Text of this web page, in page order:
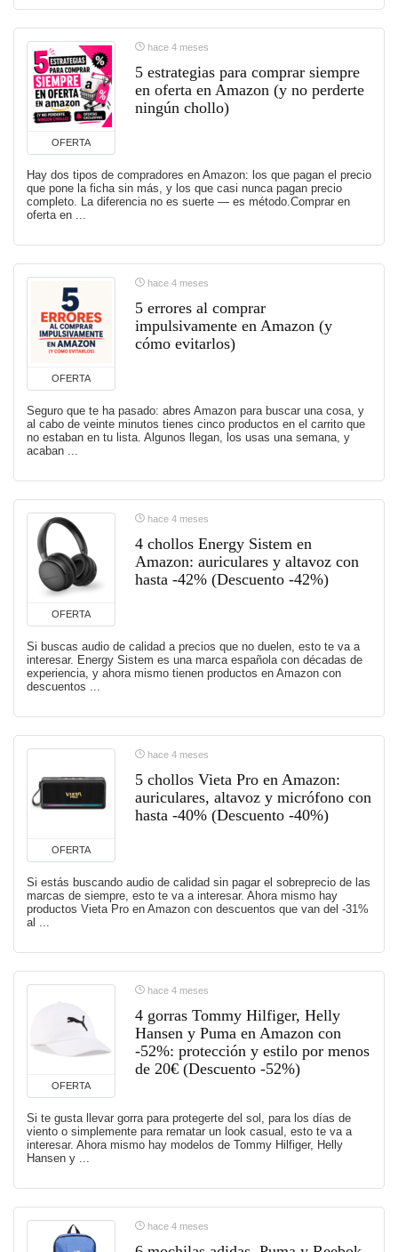
OFERTA
hace 4 meses
5 estrategias para comprar siempre
en oferta en Amazon (y no perderte
ningún chollo)
Hay dos tipos de compradores en Amazon: los que pagan el precio
que pone la ficha sin más, y los que casi nunca pagan precio
completo. La diferencia no es suerte — es método.Comprar en
oferta en ...
OFERTA
hace 4 meses
5 errores al comprar
impulsivamente en Amazon (y
cómo evitarlos)
Seguro que te ha pasado: abres Amazon para buscar una cosa, y
al cabo de veinte minutos tienes cinco productos en el carrito que
no estaban en tu lista. Algunos llegan, los usas una semana, y
acaban ...
OFERTA
hace 4 meses
4 chollos Energy Sistem en
Amazon: auriculares y altavoz con
hasta -42% (Descuento -42%)
Si buscas audio de calidad a precios que no duelen, esto te va a
interesar. Energy Sistem es una marca española con décadas de
experiencia, y ahora mismo tienen productos en Amazon con
descuentos ...
OFERTA
hace 4 meses
5 chollos Vieta Pro en Amazon:
auriculares, altavoz y micrófono con
hasta -40% (Descuento -40%)
Si estás buscando audio de calidad sin pagar el sobreprecio de las
marcas de siempre, esto te va a interesar. Ahora mismo hay
productos Vieta Pro en Amazon con descuentos que van del -31%
al ...
OFERTA
hace 4 meses
4 gorras Tommy Hilfiger, Helly
Hansen y Puma en Amazon con
-52%: protección y estilo por menos
de 20€ (Descuento -52%)
Si te gusta llevar gorra para protegerte del sol, para los días de
viento o simplemente para rematar un look casual, esto te va a
interesar. Ahora mismo hay modelos de Tommy Hilfiger, Helly
Hansen y ...
hace 4 meses